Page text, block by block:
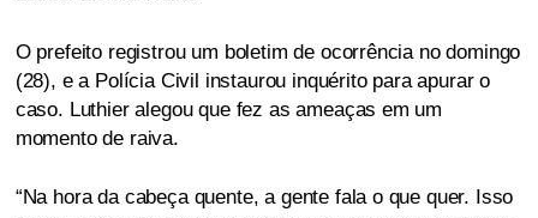
O prefeito registrou um boletim de ocorrência no domingo
(28), e a Polícia Civil instaurou inquérito para apurar o
caso. Luthier alegou que fez as ameaças em um
momento de raiva.
“Na hora da cabeça quente, a gente fala o que quer. Isso